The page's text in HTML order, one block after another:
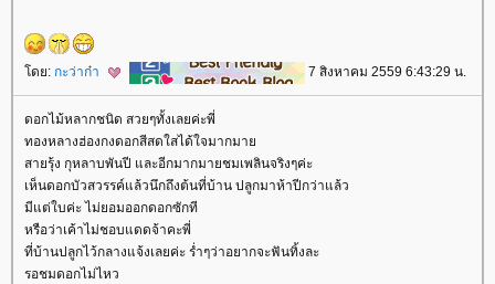
ดย: กะว่าก๋า 7 สิงหาคม 2559 6:43:29 น.
ดอกไม้หลากชนิด สวยๆทั้งเลยค่ะพี่
ทองหลางฮ่องกงดอกสีสดใสได้ใจมากมา
สายรุ้ง กุหลาบพันปี และอีกมากมายชมเพลินจริงๆค่ะ
เห็นดอกบัวสวรรค์แล้วนึกถึงต้นที่บ้าน ปลูกมาห้าปีกว่าแล้ว
มีแต่ใบค่ะ ไม่ยอมออกดอกซักที
หรือว่าเค้าไม่ชอบแดดจ้าคะพี่
ที่บ้านปลูกไว้กลางแจ้งเลยค่ะ ร่ำๆว่าอยากจะฟันทิ้งละ
รอชมดอกไม่ไหว